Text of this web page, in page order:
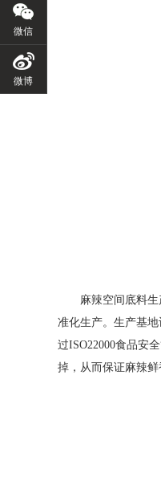
麻辣空间底料
准化生产。生产基
过ISO22000食品安
掉，从而保证麻辣
微信
微博